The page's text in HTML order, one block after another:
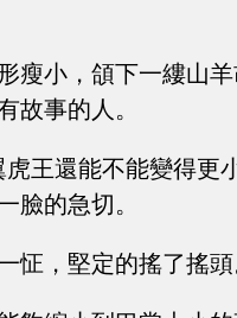
瘦小，頜下一縷山
故事的人。
虎王還能不能變得更
臉的急切。
怔，堅定的搖了搖